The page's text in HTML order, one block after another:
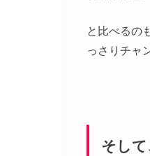
と比べるの
っさりチャ
そし